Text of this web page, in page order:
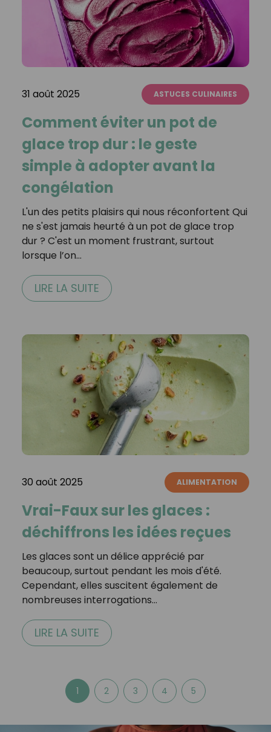
31 août 2025 ASTUCES CULINAIRES
Comment éviter un pot de
glace trop dur : le geste
simple à adopter avant la
congélation
L'un des petits plaisirs qui nous réconfortent Qui
ne s'est jamais heurté à un pot de glace trop
dur ? C'est un moment frustrant, surtout
lorsque l’on…
LIRE LA SUITE
30 août 2025 ALIMENTATION
Vrai-Faux sur les glaces :
déchiffrons les idées reçues
Les glaces sont un délice apprécié par
beaucoup, surtout pendant les mois d'été.
Cependant, elles suscitent également de
nombreuses interrogations…
LIRE LA SUITE
1 2 3 4 5